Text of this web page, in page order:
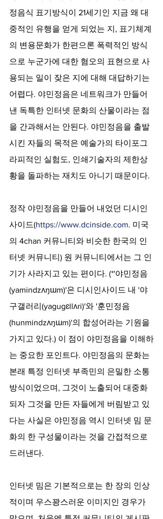
정음식 표기방식이 21세기인 지금 왜 대
중적인 유행을 얻게 되었는 지, 표기체계
의 변용문화가 한편으론 폭력적인 방식
으로 누군가에 대한 혐오의 표현으로 사
용되는 일이 잦은 지에 대해 대답하기는
어렵다. 야민정음은 네트워크가 만들어
낸 독특한 인터넷 문화의 산물이라는 점
을 간과해서는 안된다. 야민정음을 출발
시킨 자들의 목적은 예술가의 타이포그
라피적인 실험도, 인쇄기술자의 제한상
황을 돌파하는 재치도 아니기 때문이다.
정작 야민정음을 만들어 내었던 디시인
사이드(https://www.dcinside.com. 미국
의 4chan 커뮤니티와 비슷한 한국의 인
터넷 커뮤니티) 원 커뮤니티에서는 그 인
기가 사라지고 있는 편이다. (*'야민정음
(yamindzʌŋɯm)'은 디시인사이드 내 '야
구갤러리(yagugɛllʌri)'와 '훈민정음
(hunmindzʌŋɯm)'의 합성어라는 기원을
가지고 있다.) 이 점이 야민정음을 이해하
는 중요한 포인트다. 야민정음의 문화는
본래 특정 인터넷 부족민의 은밀한 소통
방식이었으며, 그것이 노출되어 대중화
되자 그것을 만든 자들에게 버림받고 있
다는 사실은 야민정음 역시 인터넷 밈 문
화의 한 구성물이라는 것을 간접적으로
드러낸다.
인터넷 밈은 기본적으로는 한 장의 인상
적이며 우스꽝스러운 이미지인 경우가